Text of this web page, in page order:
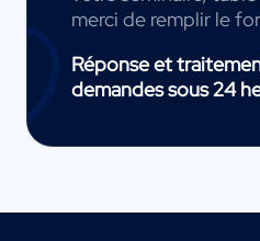
merci de remplir le
Réponse et
demandes sous 24